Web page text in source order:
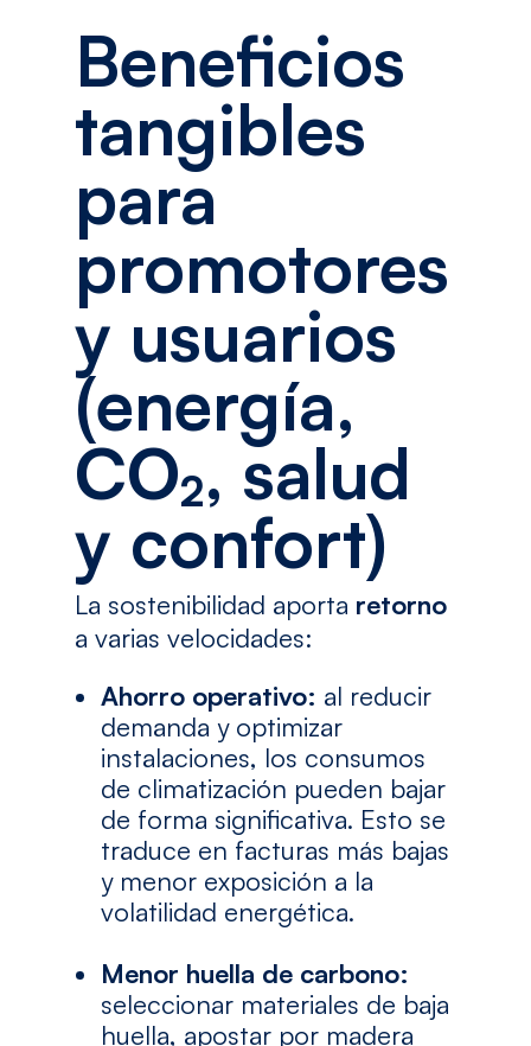
Beneficios
tangibles
para
promotores
y usuarios
(energía,
CO₂, salud
y confort)
La sostenibilidad aporta retorno
a varias velocidades:
Ahorro operativo: al reducir
demanda y optimizar
instalaciones, los consumos
de climatización pueden bajar
de forma significativa. Esto se
traduce en facturas más bajas
y menor exposición a la
volatilidad energética.
Menor huella de carbono:
seleccionar materiales de baja
huella, apostar por madera